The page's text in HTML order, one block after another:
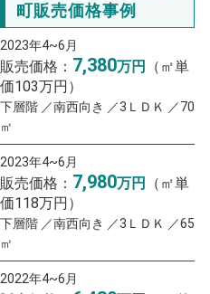
町販売価格事例
2023年4~6月
販売価格： 7,380万円
（㎡単
価103万円）
下層階 ／南西向き ／3ＬＤＫ ／70
㎡
2023年4~6月
販売価格： 7,980万円
（㎡単
価118万円）
下層階 ／南西向き ／3ＬＤＫ ／65
㎡
2022年4~6月